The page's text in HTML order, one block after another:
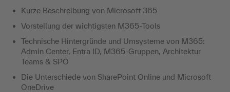
Kurze Beschreibung von Microsoft 365
Vorstellung der wichtigsten M365-Tools
Technische Hintergründe und Umsysteme von M365:
Admin Center, Entra ID, M365-Gruppen, Architektur
Teams & SPO
Die Unterschiede von SharePoint Online und Microsoft
OneDrive